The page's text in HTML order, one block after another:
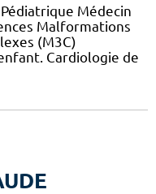
Pédiatrique Médecin
Malformations
(M3C)
Cardiologie de